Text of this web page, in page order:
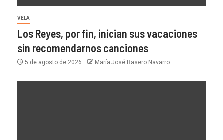
VELA
Los Reyes, por fin, inician sus vacaciones
sin recomendarnos canciones
5 de agosto de 2026 María José Rasero Navarro